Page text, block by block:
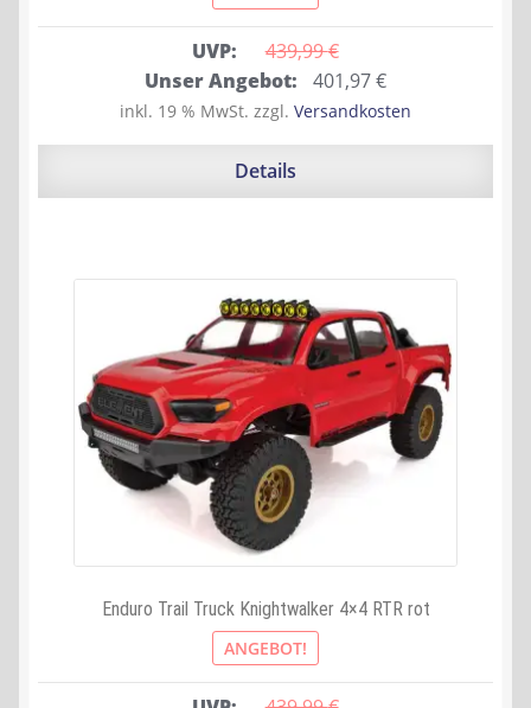
UVP: 439,99 €
Ursprünglicher
Preis
war:
Unser Angebot: 401,97€Aktueller
Preis
ist:
inkl. 19 % MwSt. zzgl. Versandkosten
Details
Enduro Trail Truck Knightwalker 4×4 RTR rot
ANGEBOT!